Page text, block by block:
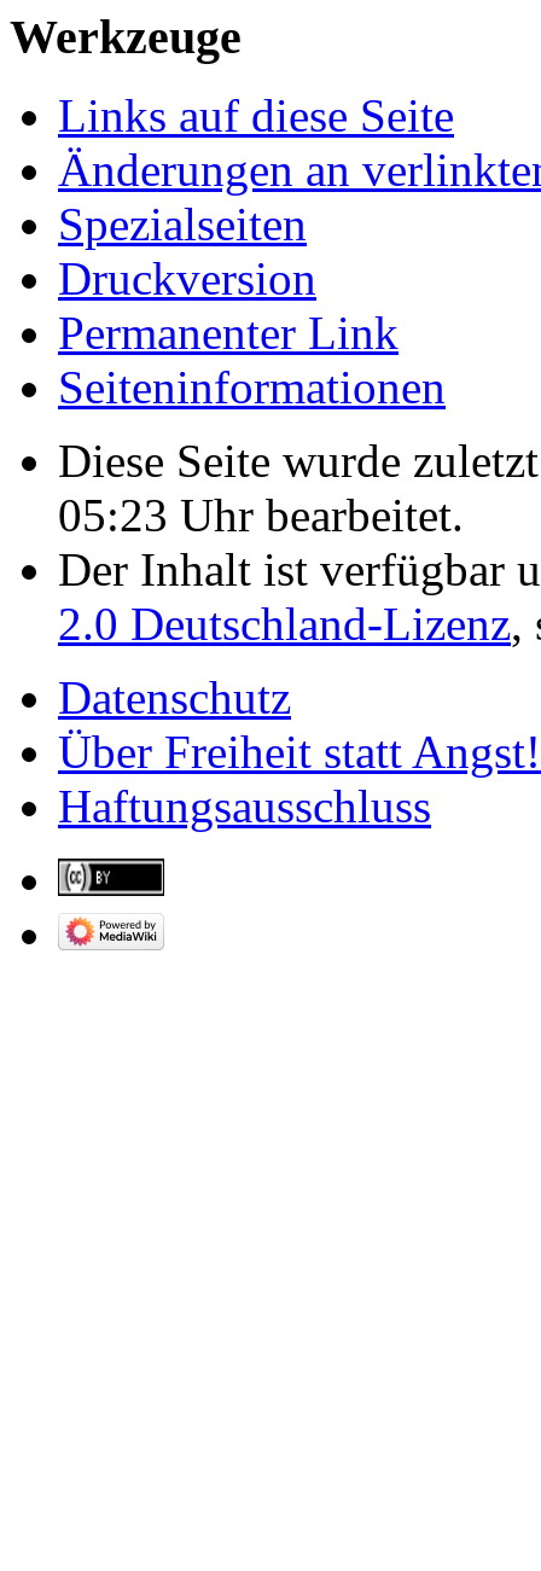
Werkzeuge
Links auf diese Seite
Änderungen an
Spezialseiten
Druckversion
Permanenter Link
Seiten­­informationen
Diese Seite wurde
05:23 Uhr bearbeitet.
Der Inhalt ist verfügbar
2.0 Deutschland-Lizenz,
Datenschutz
Über Freiheit statt Angst!
Haftungsausschluss